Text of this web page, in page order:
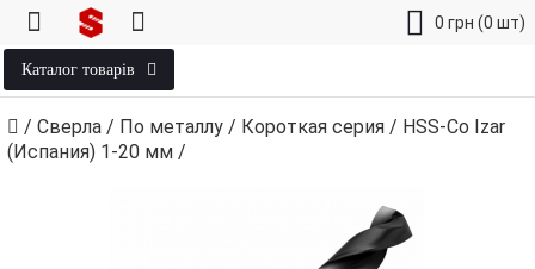
0 грн (0 шт)
Каталог товарів
/ Сверла / По металлу / Короткая серия / HSS-Co Izar
(Испания) 1‑20 мм /